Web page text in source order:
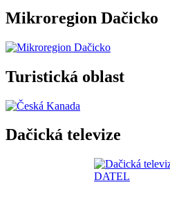
Mikroregion Dačicko
Turistická oblast
Dačická televize